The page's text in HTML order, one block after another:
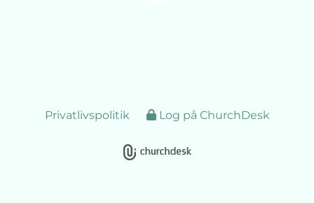
Privatlivspolitik Log på ChurchDesk